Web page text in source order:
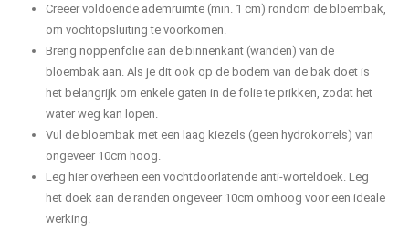
Creëer voldoende ademruimte (min. 1 cm) rondom de bloembak,
om vochtopsluiting te voorkomen.
Breng noppenfolie aan de binnenkant (wanden) van de
bloembak aan. Als je dit ook op de bodem van de bak doet is
het belangrijk om enkele gaten in de folie te prikken, zodat het
water weg kan lopen.
Vul de bloembak met een laag kiezels (geen hydrokorrels) van
ongeveer 10cm hoog.
Leg hier overheen een vochtdoorlatende anti-worteldoek. Leg
het doek aan de randen ongeveer 10cm omhoog voor een ideale
werking.